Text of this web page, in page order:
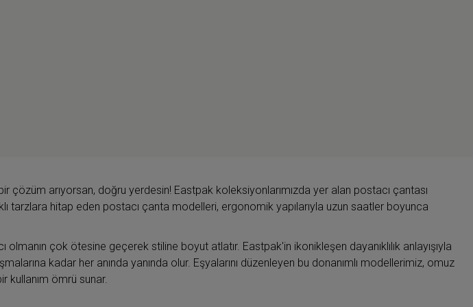
çözüm arıyorsan, doğru yerdesin! Eastpak koleksiyonlarımızda yer alan postacı çantası
tarzlara hitap eden postacı çanta modelleri, ergonomik yapılarıyla uzun saatler boyunca
çok ötesine geçerek stiline boyut atlatır. Eastpak'in ikonikleşen dayanıklılık anlayışıyla
kadar her anında yanında olur. Eşyalarını düzenleyen bu donanımlı modellerimiz, omuz
kullanım ömrü sunar.